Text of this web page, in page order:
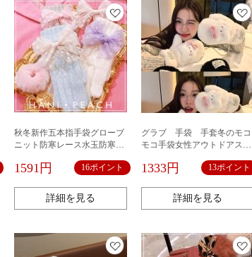
秋冬新作五本指手袋グローブ
ニット防寒レース水玉防寒あ
1591円 16ポイント
詳細を見る
グラブ 手袋 手套冬のモコ
モコ手袋女性アウトドアスキ
手袋かわいい子犬が指に首つ
1333円 13ポイント
詳細を見る